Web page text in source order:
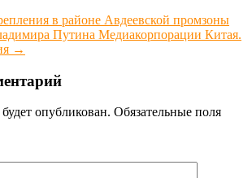
в районе Авдеевской промзоны
Путина Медиакорпорации Китая.
→
опубликован. Обязательные поля